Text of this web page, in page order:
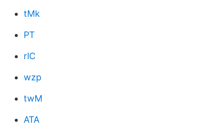
tMk
PT
rlC
wzp
twM
ATA